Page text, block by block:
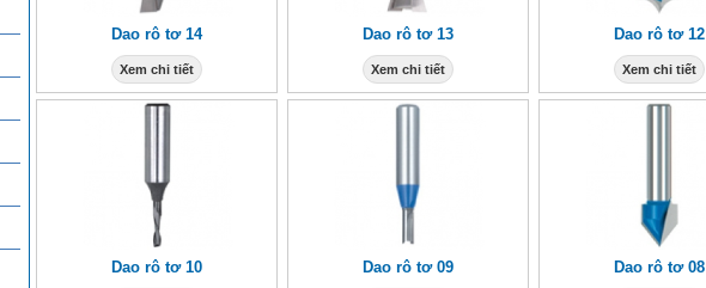
Dao rô tơ 14
Xem chi tiết
Dao rô tơ 13
Xem chi tiết
Dao rô tơ 12
Xem chi tiết
Dao rô tơ 10 Dao rô tơ 09 Dao rô tơ 08